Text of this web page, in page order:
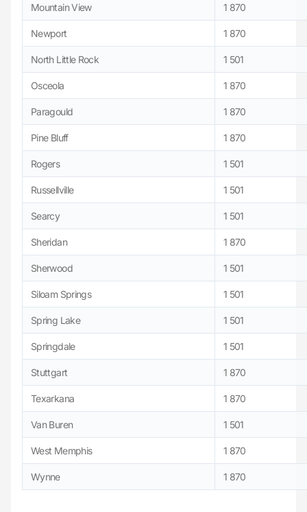
Mountain View 1 870
Newport 1 870
North Little Rock 1 501
Osceola 1 870
Paragould 1 870
Pine Bluff 1 870
Rogers 1 501
Russellville 1 501
Searcy 1 501
Sheridan 1 870
Sherwood 1 501
Siloam Springs 1 501
Spring Lake 1 501
Springdale 1 501
Stuttgart 1 870
Texarkana 1 870
Van Buren 1 501
West Memphis 1 870
Wynne 1 870